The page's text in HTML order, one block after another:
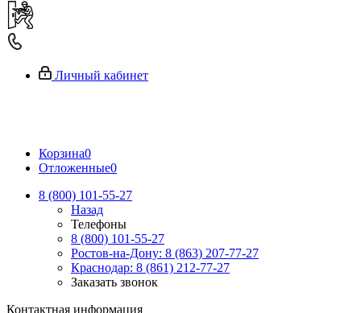
Личный кабинет
Корзина0
Отложенные0
8 (800) 101-55-27
Назад
Телефоны
8 (800) 101-55-27
Ростов-на-Дону: 8 (863) 207-77-27
Краснодар: 8 (861) 212-77-27
Заказать звонок
Контактная информация